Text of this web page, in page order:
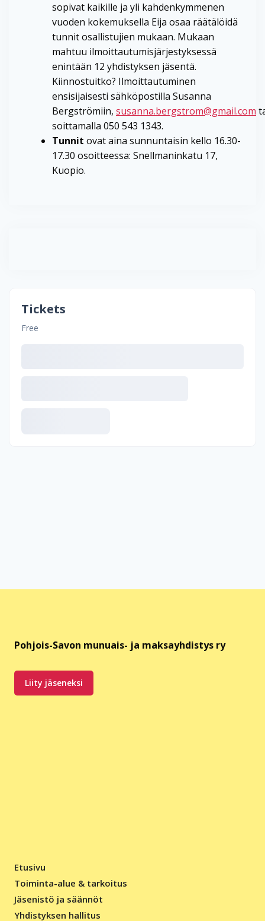
sopivat kaikille ja yli kahdenkymmenen
vuoden kokemuksella Eija osaa räätälöidä
tunnit osallistujien mukaan. Mukaan
mahtuu ilmoittautumisjärjestyksessä
enintään 12 yhdistyksen jäsentä.
Kiinnostuitko? Ilmoittautuminen
ensisijaisesti sähköpostilla Susanna
Bergströmiin, susanna.bergstrom@gmail.com
soittamalla 050 543 1343.
Tunnit ovat aina sunnuntaisin kello 16.30-
17.30 osoitteessa: Snellmaninkatu 17,
Kuopio.
Tickets
Free
Pohjois-Savon munuais- ja maksayhdistys ry
Liity jäseneksi
Etusivu
Toiminta-alue & tarkoitus
Jäsenistö ja säännöt
Yhdistyksen hallitus